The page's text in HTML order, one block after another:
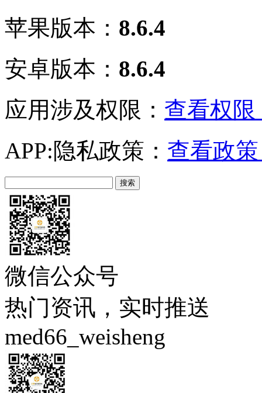
苹果版本： 8.6.4
安卓版本： 8.6.4
应用涉及权限： 查看权限
APP:隐私政策： 查看政
微信公众号
热门资讯，实时推送
med66_weisheng